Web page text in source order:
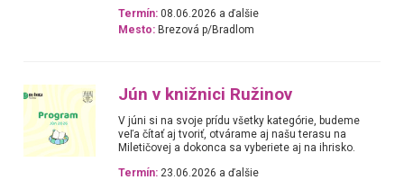
Termín: 08.06.2026 a ďalšie
Mesto: Brezová p/Bradlom
Jún v knižnici Ružinov
V júni si na svoje prídu všetky kategórie, budeme
veľa čítať aj tvoriť, otvárame aj našu terasu na
Miletičovej a dokonca sa vyberiete aj na ihrisko.
Termín: 23.06.2026 a ďalšie